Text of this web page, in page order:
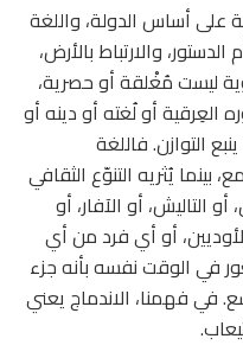
على أساس الدولة، واللغة
الدستور، والارتباط بالأرض،
ليست مُغْلقة أو حصرية،
العِرقية أو لُغته أو دينه أو
التوازن. فاللغة
بينما يُثريه التنوّع الثقافي
التاليش، أو الآفار، أو
أو أي فرد من أي
في الوقت نفسه بأنه جزء
في فهمنا، الاندماج يعني